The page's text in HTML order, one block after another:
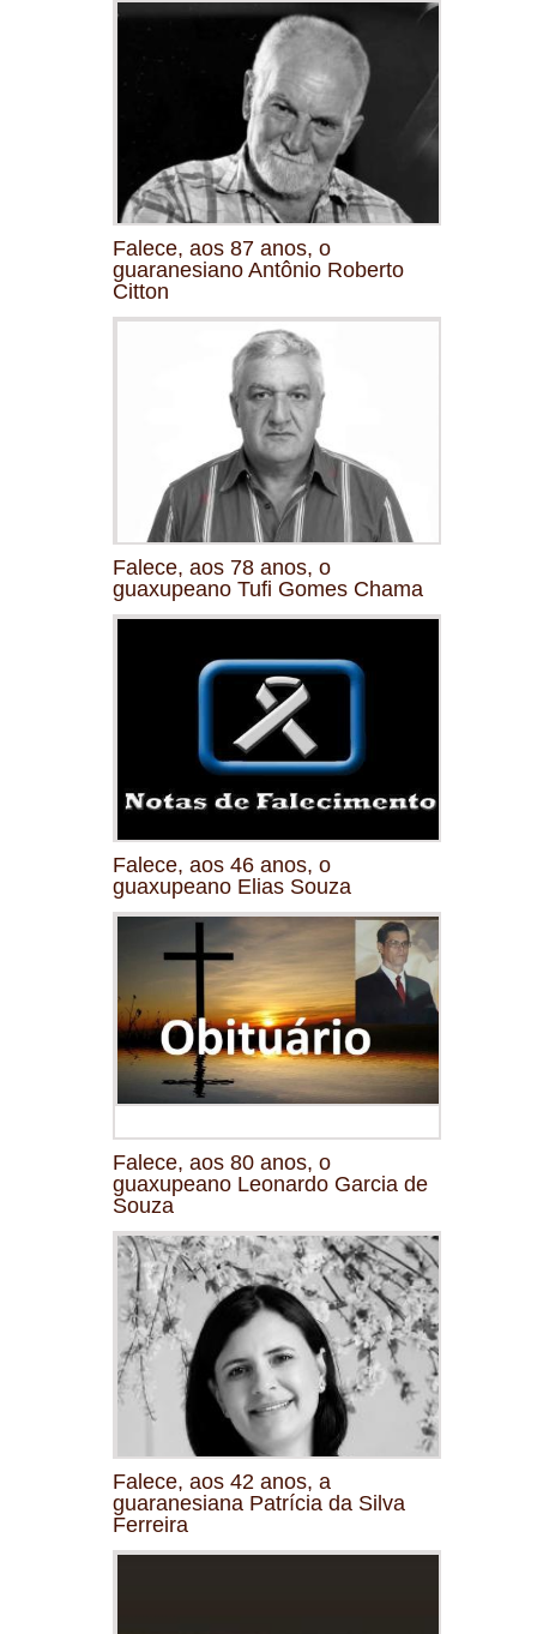
Falece, aos 87 anos, o
guaranesiano Antônio Roberto
Citton
Falece, aos 78 anos, o
guaxupeano Tufi Gomes Chama
Falece, aos 46 anos, o
guaxupeano Elias Souza
Falece, aos 80 anos, o
guaxupeano Leonardo Garcia de
Souza
Falece, aos 42 anos, a
guaranesiana Patrícia da Silva
Ferreira